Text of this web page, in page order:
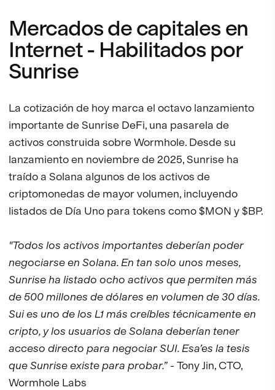
Mercados de capitales en
Internet - Habilitados por
Sunrise
La cotización de hoy marca el octavo lanzamiento
importante de Sunrise DeFi, una pasarela de
activos construida sobre Wormhole. Desde su
lanzamiento en noviembre de 2025, Sunrise ha
traído a Solana algunos de los activos de
criptomonedas de mayor volumen, incluyendo
listados de Día Uno para tokens como $MON y $BP.
"Todos los activos importantes deberían poder
negociarse en Solana. En tan solo unos meses,
Sunrise ha listado ocho activos que permiten más
de 500 millones de dólares en volumen de 30 días.
Sui es uno de los L1 más creíbles técnicamente en
cripto, y los usuarios de Solana deberían tener
acceso directo para negociar SUI. Esa’es la tesis
que Sunrise existe para probar.” - Tony Jin, CTO,
Wormhole Labs